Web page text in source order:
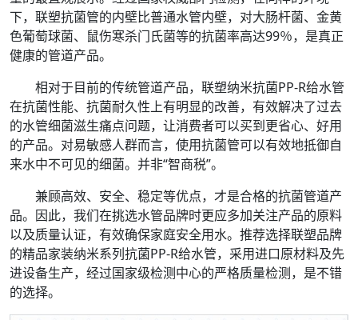
下，联塑抗菌管的内壁比普通水管内壁，对大肠杆菌、金黄
色葡萄球菌、鼠伤寒杀门氏菌等的抗菌率高达99％，是真正
健康的管道产品。
相对于目前的传统管道产品，联塑纳米抗菌PP-R给水管
在抗菌性能、抗菌耐久性上有明显的改善，有效解决了过去
的水管细菌滋生痛点问题，让消费者可以买到更省心、好用
的产品。对易敏感人群而言，使用抗菌管可以有效地抵御自
来水中不可见的细菌。并非“智商税”。
兼顾高效、安全、稳定等优点，才是合格的抗菌管道产
品。因此，我们在挑选水管品牌时更应多加关注产品的原料
以及质量认证，有效确保家庭安全用水。推荐选择联塑品牌
的精品家装纳米系列抗菌PP-R给水管，采用进口原材料及先
进设备生产，经过国家级检测中心的严格质量检测，是不错
的选择。